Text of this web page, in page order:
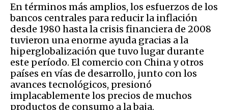
En términos más amplios, los esfuerzos de los
bancos centrales para reducir la inflación
desde 1980 hasta la crisis financiera de 2008
tuvieron una enorme ayuda gracias a la
hiperglobalización que tuvo lugar durante
este período. El comercio con China y otros
países en vías de desarrollo, junto con los
avances tecnológicos, presionó
implacablemente los precios de muchos
productos de consumo a la baja.